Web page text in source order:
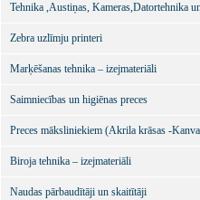
Tehnika ,Austiņas, Kameras,Datortehnika
Zebra uzlīmju printeri
Marķēšanas tehnika – izejmateriāli
Saimniecības un higiēnas preces
Preces māksliniekiem (Akrila krāsas -
Biroja tehnika – izejmateriāli
Naudas pārbaudītāji un skaitītāji